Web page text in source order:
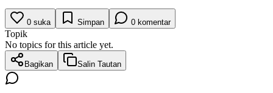
0 suka Simpan 0 komentar
Topik
No topics for this article yet.
Bagikan Salin Tautan